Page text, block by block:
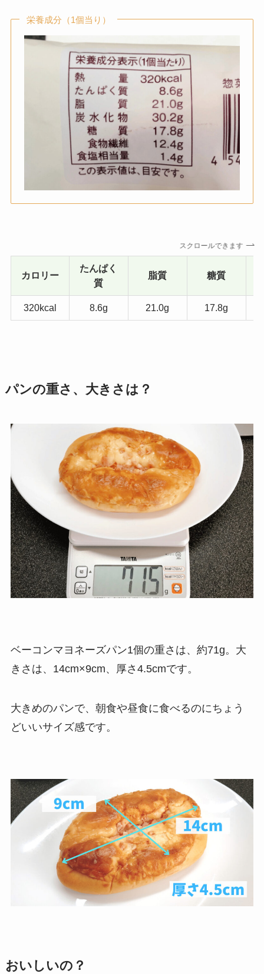
栄養成分（1個当り）
スクロールできます
カロリー
たんぱく
質
脂質 糖質
320kcal 8.6g 21.0g 17.8g
パンの重さ、大きさは？
ベーコンマヨネーズパン1個の重さは、約71g。大
きさは、14cm×9cm、厚さ4.5cmです。
大きめのパンで、朝食や昼食に食べるのにちょう
どいいサイズ感です。
おいしいの？